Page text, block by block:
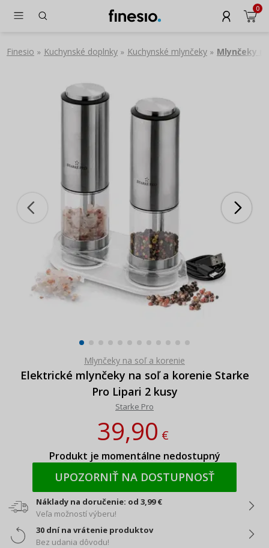
0
Finesio » Kuchynské doplnky » Kuchynské mlynčeky » Mlynčeky
Mlynčeky na soľ a korenie
Elektrické mlynčeky na soľ a korenie Starke
Pro Lipari 2 kusy
Starke Pro
39,90€
Produkt je momentálne nedostupný
UPOZORNIŤ NA DOSTUPNOSŤ
Náklady na doručenie: od 3,99 €
Veľa možností výberu!
30 dní na vrátenie produktov
Bez udania dôvodu!